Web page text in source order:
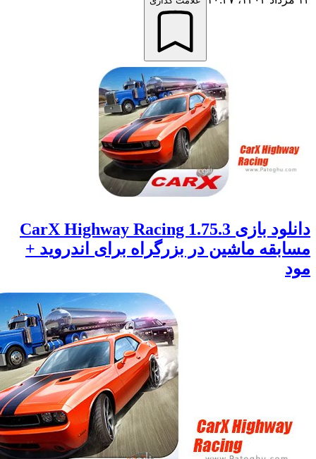
دانلود بازی CarX Highway Racing 1.75.3
ماشین در بزرگراه برای اندروید +